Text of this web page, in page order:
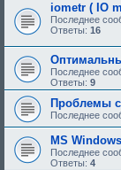
iometr ( IO
Последнее
Ответы: 16
Последнее
Ответы: 9
Проблемы с
Последнее
MS
Последнее
Ответы: 4